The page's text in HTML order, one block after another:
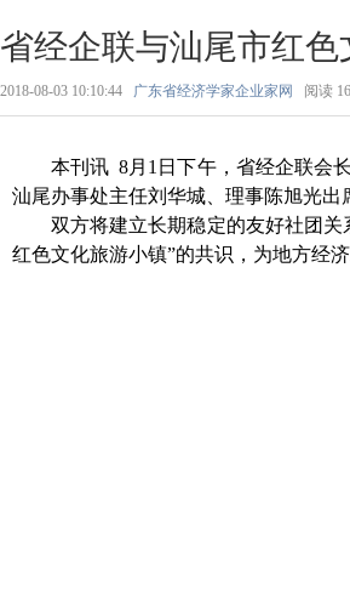
省经企联与汕尾市红
2018-08-03 10:10:44 广东省经济学家企业家网 阅读
本刊讯 8月1日下午，省经企联会
汕尾办事处主任刘华城、理事陈旭光出
双方将建立长期稳定的友好社团
红色文化旅游小镇”的共识，为地方经济